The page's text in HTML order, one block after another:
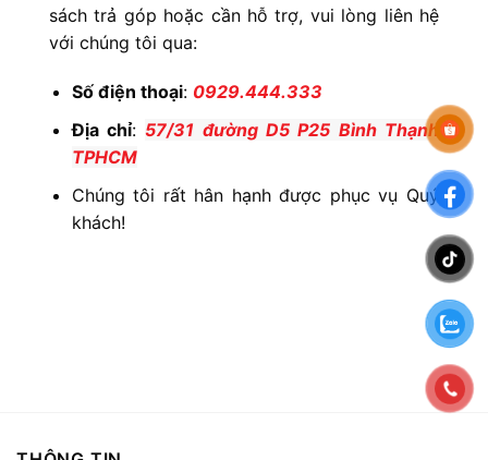
sách trả góp hoặc cần hỗ trợ, vui lòng liên hệ
với chúng tôi qua:
Số điện thoại: 0929.444.333
Địa chỉ:57/31 đường D5 P25 Bình Thạnh
TPHCM
Chúng tôi rất hân hạnh được phục vụ Quý
khách!